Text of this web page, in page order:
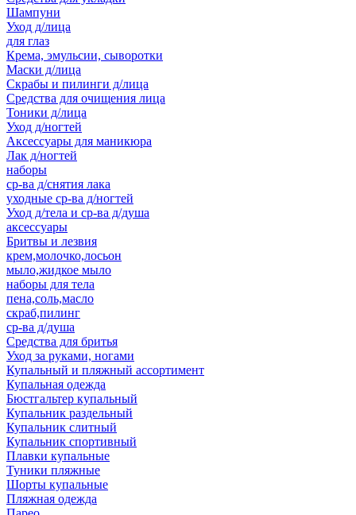
Шампуни
Уход д/лица
для глаз
Крема, эмульсии, сыворотки
Маски д/лица
Скрабы и пилинги д/лица
Средства для очищения лица
Тоники д/лица
Уход д/ногтей
Аксессуары для маникюра
Лак д/ногтей
наборы
ср-ва д/снятия лака
уходные ср-ва д/ногтей
Уход д/тела и ср-ва д/душа
аксессуары
Бритвы и лезвия
крем,молочко,лосьон
мыло,жидкое мыло
наборы для тела
пена,соль,масло
скраб,пилинг
ср-ва д/душа
Средства для бритья
Уход за руками, ногами
Купальный и пляжный ассортимент
Купальная одежда
Бюстгальтер купальный
Купальник раздельный
Купальник слитный
Купальник спортивный
Плавки купальные
Туники пляжные
Шорты купальные
Пляжная одежда